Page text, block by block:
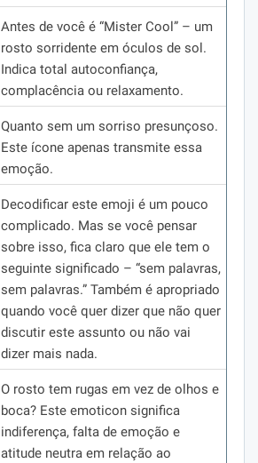
Antes de você é “Mister Cool” – um
rosto sorridente em óculos de sol.
Indica total autoconfiança,
complacência ou relaxamento.
Quanto sem um sorriso presunçoso.
Este ícone apenas transmite essa
emoção.
Decodificar este emoji é um pouco
complicado. Mas se você pensar
sobre isso, fica claro que ele tem o
seguinte significado – “sem palavras,
sem palavras.” Também é apropriado
quando você quer dizer que não quer
discutir este assunto ou não vai
dizer mais nada.
O rosto tem rugas em vez de olhos e
boca? Este emoticon significa
indiferença, falta de emoção e
atitude neutra em relação ao